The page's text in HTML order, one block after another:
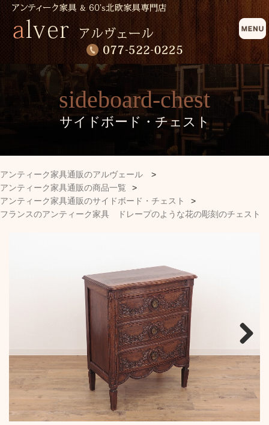
sideboard-chest
サイドボード・チェスト
アンティーク家具通販のアルヴェール
>
アンティーク家具通販の商品一覧
>
アンティーク家具通販のサイドボード・チェスト
>
フランスのアンティーク家具 ドレープのような花の彫刻のチェスト
Next